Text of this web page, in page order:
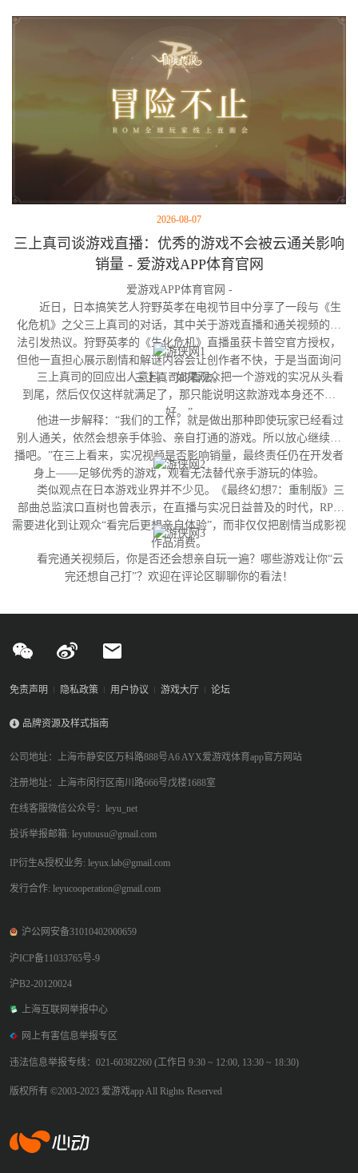
2026-08-07
三上真司谈游戏直播：优秀的游戏不会被云通关影响
销量 - 爱游戏APP体育官网
爱游戏APP体育官网 -
近日，日本搞笑艺人狩野英孝在电视节目中分享了一段与《生
化危机》之父三上真司的对话，其中关于游戏直播和通关视频的看
法引发热议。狩野英孝的《生化危机》直播虽获卡普空官方授权，
但他一直担心展示剧情和解谜内容会让创作者不快，于是当面询问
三上真司的看法。
三上真司的回应出人意料：“如果观众把一个游戏的实况从头看
到尾，然后仅仅这样就满足了，那只能说明这款游戏本身还不够
好。”
他进一步解释：“我们的工作，就是做出那种即使玩家已经看过
别人通关，依然会想亲手体验、亲自打通的游戏。所以放心继续直
播吧。”在三上看来，实况视频是否影响销量，最终责任仍在开发者
身上——足够优秀的游戏，观看无法替代亲手游玩的体验。
类似观点在日本游戏业界并不少见。《最终幻想7：重制版》三
部曲总监滨口直树也曾表示，在直播与实况日益普及的时代，RPG
需要进化到让观众“看完后更想亲自体验”，而非仅仅把剧情当成影视
作品消费。
看完通关视频后，你是否还会想亲自玩一遍？哪些游戏让你“云
完还想自己打”？欢迎在评论区聊聊你的看法！
免责声明 隐私政策 用户协议 游戏大厅 论坛
品牌资源及样式指南
公司地址：上海市静安区万科路888号A6 AYX爱游戏体育app官方网站
注册地址：上海市闵行区南川路666号戊楼1688室
在线客服微信公众号：leyu_net
投诉举报邮箱: leyutousu@gmail.com
IP衍生&授权业务: leyux.lab@gmail.com
发行合作: leyucooperation@gmail.com
沪公网安备31010402000659
沪ICP备11033765号-9
沪B2-20120024
上海互联网举报中心
网上有害信息举报专区
违法信息举报专线：021-60382260 (工作日 9:30 ~ 12:00, 13:30 ~ 18:30)
版权所有 ©2003-2023 爱游戏app All Rights Reserved
爱游戏app体育